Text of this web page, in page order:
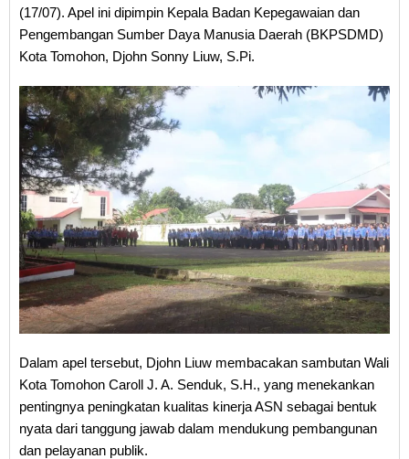
(17/07). Apel ini dipimpin Kepala Badan Kepegawaian dan
Pengembangan Sumber Daya Manusia Daerah (BKPSDMD)
Kota Tomohon, Djohn Sonny Liuw, S.Pi.
Dalam apel tersebut, Djohn Liuw membacakan sambutan Wali
Kota Tomohon Caroll J. A. Senduk, S.H., yang menekankan
pentingnya peningkatan kualitas kinerja ASN sebagai bentuk
nyata dari tanggung jawab dalam mendukung pembangunan
dan pelayanan publik.